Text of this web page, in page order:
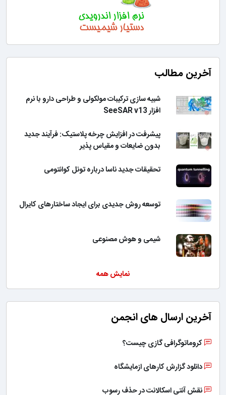
آخرین مطالب
شبیه سازی ترکیبات مولکولی و طراحی دارو با نرم
افزار SeeSAR v13
پیشرفت در افزایش چرخه پلاستیک: فرآیند جدید
بدون ضایعات و مقیاس پذیر
تحقیقات جدید ناسا درباره تونل کوانتومی
توسعه روش جدیدی برای ایجاد ساختارهای کایرال
شیمی و هوش مصنوعی
نمایش همه
آخرین ارسال های انجمن
کروماتوگرافی گازی چیست؟
دانلود گزارش کارهای ازمایشگاه
نقش آنتی اسکالانت در حذف رسوب